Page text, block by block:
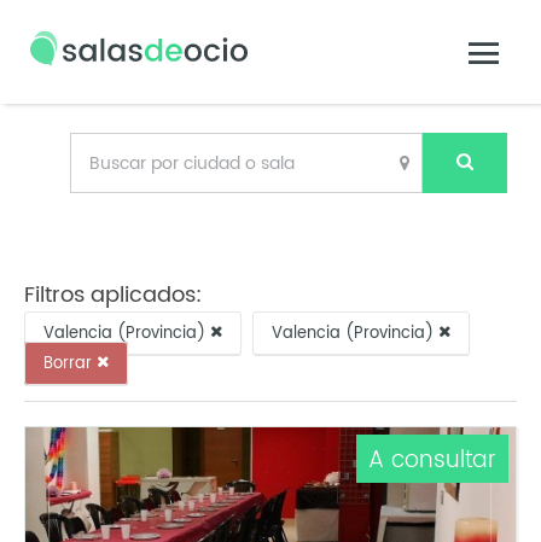
Filtros aplicados:
Valencia (Provincia)
Valencia (Provincia)
Borrar
A consultar